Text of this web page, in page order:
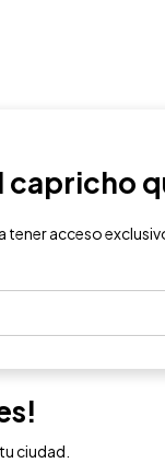
ciudad.
capricho
tener acceso